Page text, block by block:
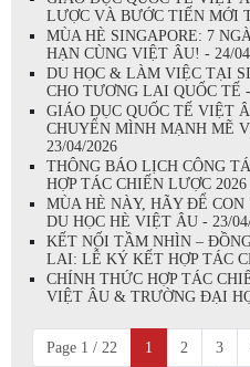
LƯỢC VÀ BƯỚC TIẾN MỚI
MÙA HÈ SINGAPORE: 7
HẠN CÙNG VIỆT ÂU! - 24/
DU HỌC & LÀM VIỆC TẠI
CHO TƯƠNG LAI QUỐC TẾ
GIÁO DỤC QUỐC TẾ VIỆT
CHUYỂN MÌNH MẠNH MẼ
23/04/2026
THÔNG BÁO LỊCH CÔNG
HỢP TÁC CHIẾN LƯỢC 2026
MÙA HÈ NÀY, HÃY ĐỂ
DU HỌC HÈ VIỆT ÂU - 23/
KẾT NỐI TẦM NHÌN –
LAI: LỄ KÝ KẾT HỢP TÁC
CHÍNH THỨC HỢP TÁC
VIỆT ÂU & TRƯỜNG ĐẠI
Page 1 / 22 1 2 3